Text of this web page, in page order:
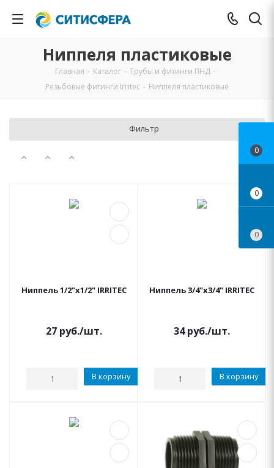
Ниппеля пластиковые
Главная - Каталог - Трубы и фитинги ПНД -
Резьбовые фитинги Irritec - Ниппеля пластиковые
Фильтр
Ниппель 1/2"x1/2" IRRITEC
27руб./шт.
В корзину
Ниппель 3/4"x3/4" IRRITEC
34руб./шт.
В корзину
0
0
0